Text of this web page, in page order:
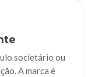
societário ou
A marca é